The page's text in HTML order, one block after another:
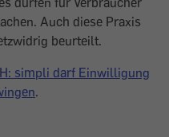
Auch diese Praxis
beurteilt.
simpli darf Einwilligung
.